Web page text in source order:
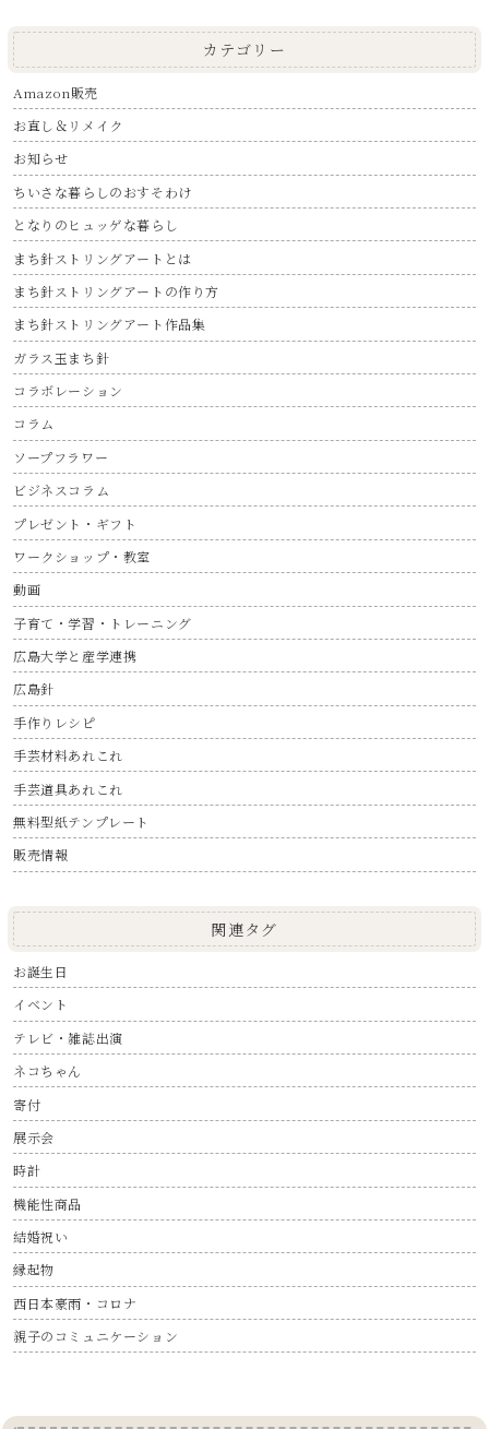
カテゴリー
Amazon販売
お直し＆リメイク
お知らせ
ちいさな暮らしのおすそわけ
となりのヒュッゲな暮らし
まち針ストリングアートとは
まち針ストリングアートの作り方
まち針ストリングアート作品集
ガラス玉まち針
コラボレーション
コラム
ソープフラワー
ビジネスコラム
プレゼント・ギフト
ワークショップ・教室
動画
子育て・学習・トレーニング
広島大学と産学連携
広島針
手作りレシピ
手芸材料あれこれ
手芸道具あれこれ
無料型紙テンプレート
販売情報
関連タグ
お誕生日
イベント
テレビ・雑誌出演
ネコちゃん
寄付
展示会
時計
機能性商品
結婚祝い
縁起物
西日本豪雨・コロナ
親子のコミュニケーション